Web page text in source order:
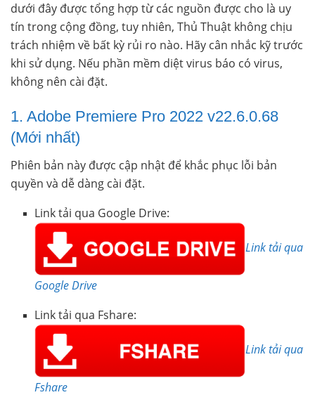
dưới đây được tổng hợp từ các nguồn được cho là uy
tín trong cộng đồng, tuy nhiên, Thủ Thuật không chịu
trách nhiệm về bất kỳ rủi ro nào. Hãy cân nhắc kỹ trước
khi sử dụng. Nếu phần mềm diệt virus báo có virus,
không nên cài đặt.
1. Adobe Premiere Pro 2022 v22.6.0.68
(Mới nhất)
Phiên bản này được cập nhật để khắc phục lỗi bản
quyền và dễ dàng cài đặt.
Link tải qua Google Drive:
Link tải qua
Google Drive
Link tải qua Fshare:
Link tải qua
Fshare